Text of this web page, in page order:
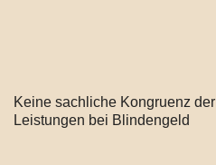
Keine sachliche Kongruenz der
Leistungen bei Blindengeld